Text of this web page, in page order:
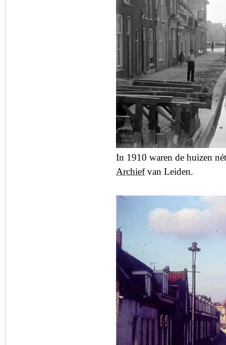
In 1910 waren de huizen
Archiefvan Leiden.